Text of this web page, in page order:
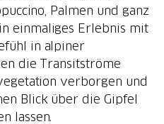
Palmen und ganz
einmaliges Erlebnis mit
in alpiner
die Transitströme
verborgen und
Blick über die Gipfel
lassen.